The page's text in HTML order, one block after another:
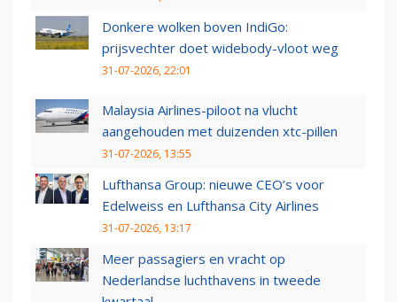
Donkere wolken boven IndiGo:
prijsvechter doet widebody-vloot weg
31-07-2026, 22:01
Malaysia Airlines-piloot na vlucht
aangehouden met duizenden xtc-pillen
31-07-2026, 13:55
Lufthansa Group: nieuwe CEO’s voor
Edelweiss en Lufthansa City Airlines
31-07-2026, 13:17
Meer passagiers en vracht op
Nederlandse luchthavens in tweede